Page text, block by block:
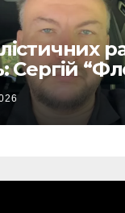
Сергій
українців
до